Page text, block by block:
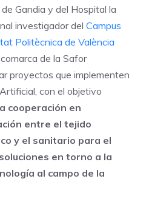
Gandia y del Hospital la
investigador del Campus
Politècnica de València
de la Safor
proyectos que implementen
con el objetivo
cooperación en
entre el tejido
y el sanitario para el
en torno a la
al campo de la